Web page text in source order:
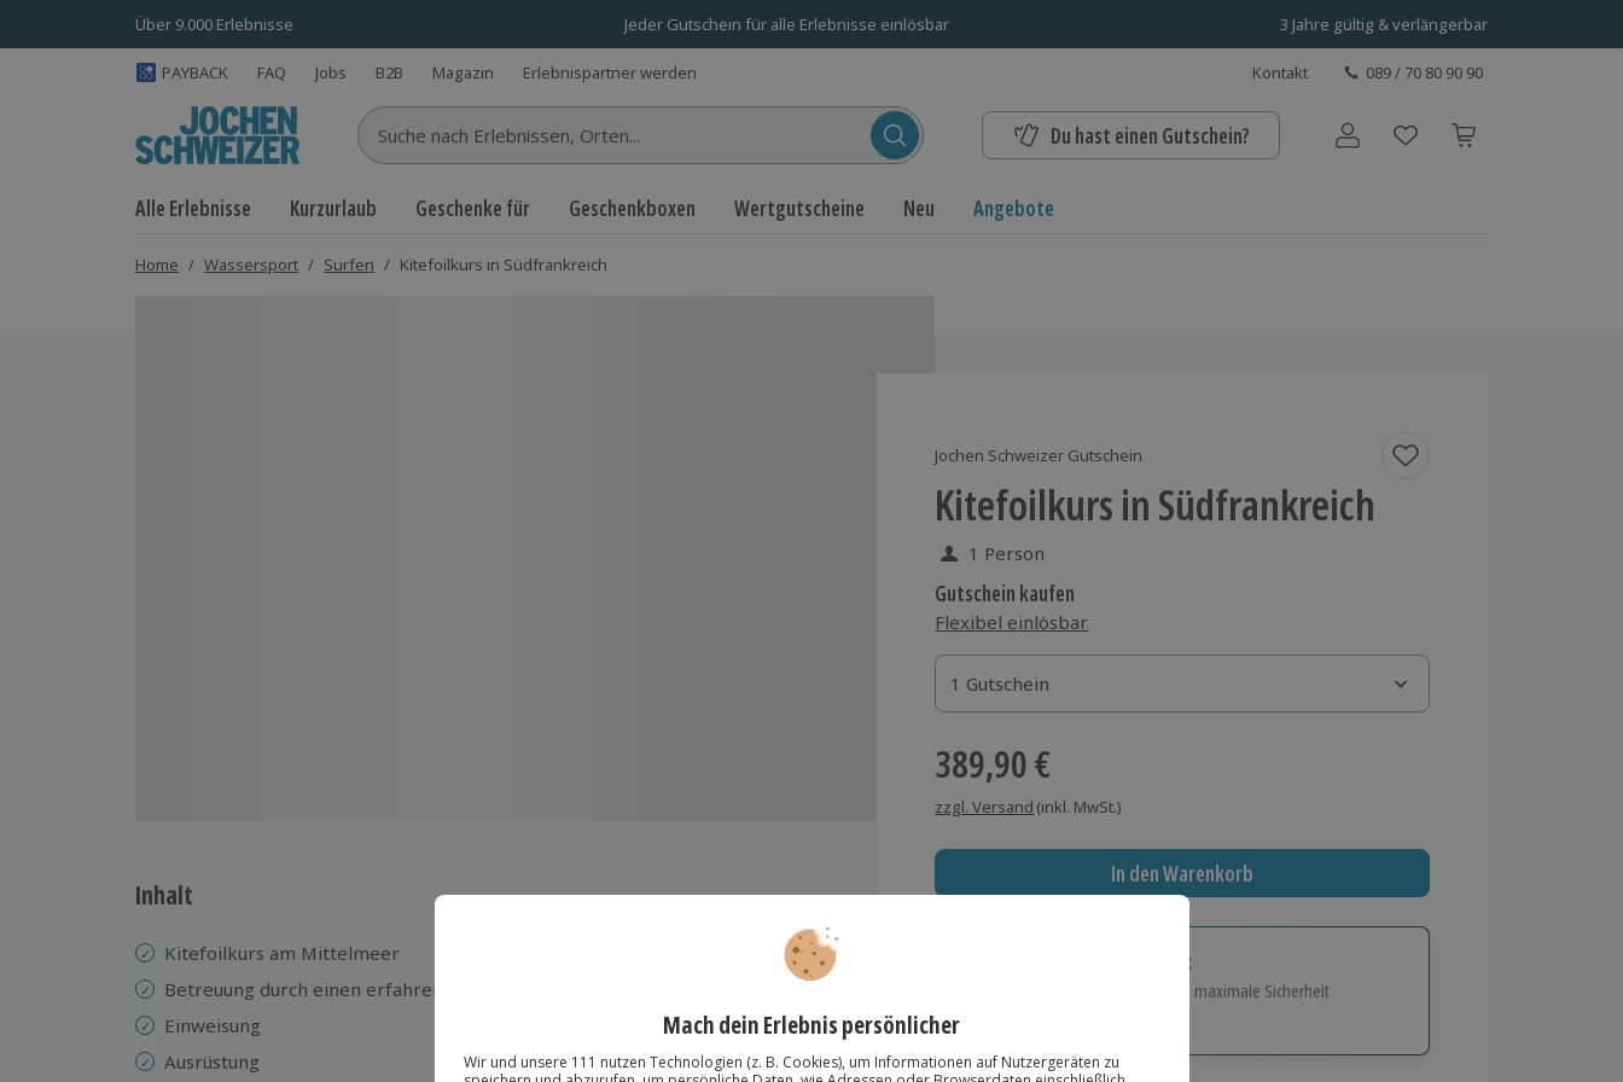
Über 9.000 Erlebnisse Jeder Gutschein für alle Erlebnisse einlösbar 3 Jahre gültig & verlängerbar
PAYBACK FAQ Jobs B2B Magazin Erlebnispartner werden Kontakt 089 / 70 80 90 90
Suche nach Erlebnissen... Du hast einen Gutschein? Benutzerkonto
Alle Erlebnisse Kurzurlaub Geschenke für Geschenkboxen Wertgutscheine Neu Angebote
Home / Wassersport / Surfen / Kitefoilkurs in Südfrankreich
Jochen Schweizer Gutschein
Kitefoilkurs in Südfrankreich
1 Person
Gutschein kaufen
Flexibel einlösbar
1 Gutschein
1 Gutschein
1 Gutschein
389,90 €
zzgl. Versand (inkl. MwSt.)
In den Warenkorb
Immer das richtige Geschenk:
Große Auswahl, volle Flexibilität und maximale Sicherheit
Über 9.000 Erlebnisse.
Inhalt
Kitefoilkurs am Mittelmeer
Betreuung durch einen erfahrenen Instruktor
Einweisung
Ausrüstung